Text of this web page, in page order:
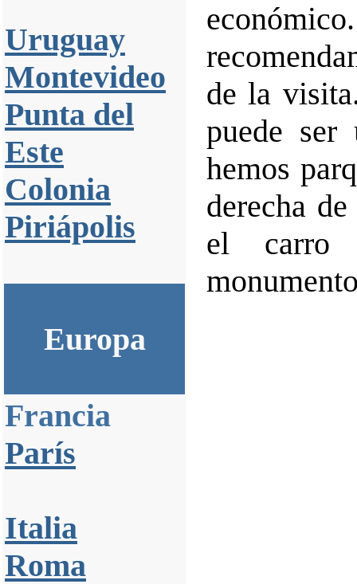
Uruguay
Montevideo
Punta del
Este
Colonia
Piriápolis
Europa
Francia
París
Italia
Roma
de la
puede ser
hemos
derecha
el carro